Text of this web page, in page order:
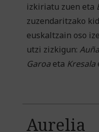
izkiriatu zuen eta
zuzendaritzako
euskaltzain oso
utzi zizkigun:
Garoa eta Kresala
Aurelia